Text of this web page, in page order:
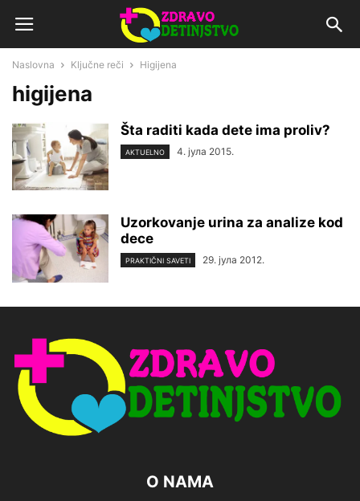
Naslovna Ključne reči Higijena
higijena
Šta raditi kada dete ima proliv?
AKTUELNO 4. јула 2015.
Uzorkovanje urina za analize kod
dece
PRAKTIČNI SAVETI 29. јула 2012.
O NAMA